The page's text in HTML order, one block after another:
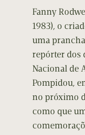
Fanny
1983), o
uma
repórter dos
Nacional de
Pompidou,
no próximo
como que